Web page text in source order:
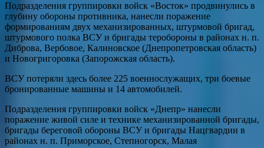
Подразделения группировки войск «Восток» продвинулись в
глубину обороны противника, нанесли поражение
формированиям двух механизированных, штурмовой бригад,
штурмового полка ВСУ и бригады теробороны в районах н. п.
Диброва, Вербовое, Калиновское (Днепропетровская область)
и Новогригоровка (Запорожская область).
ВСУ потеряли здесь более 225 военнослужащих, три боевые
бронированные машины и 14 автомобилей.
Подразделения группировки войск «Днепр» нанесли
поражение живой силе и технике механизированной бригады,
бригады береговой обороны ВСУ и бригады Нацгвардии в
районах н. п. Приморское, Степногорск, Малая